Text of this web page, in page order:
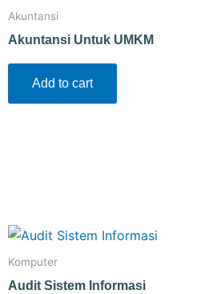
Akuntansi
Akuntansi Untuk UMKM
Add to cart
Komputer
Audit Sistem Informasi